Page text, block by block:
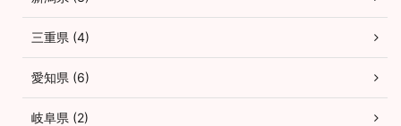
三重県 (4)
愛知県 (6)
岐阜県 (2)